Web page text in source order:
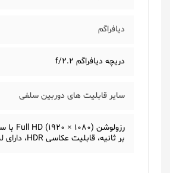
دیافراگم
دریچه دیافراگم f/2.2
سایر قابلیت های دوربین سلفی
بر ثانیه، قابلیت عکاسی HDR، دارای لنز واید